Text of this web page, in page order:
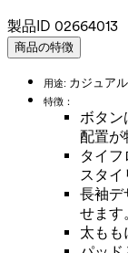
製品ID 02664013
商品の特徴
用途: カジュア
特徴：
ボタン
配置が
タイ
スタイ
長袖デ
せます
太もも